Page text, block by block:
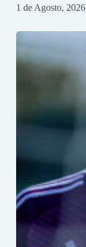
1 de Agosto, 2026